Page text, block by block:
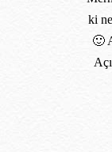
ki
🙂